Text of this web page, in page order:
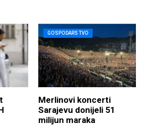
GOSPODARSTVO
Merlinovi koncerti
Sarajevu donijeli 51
milijun maraka